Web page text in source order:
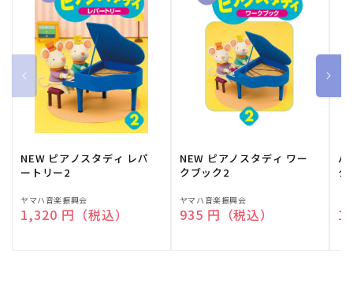
NEW ピアノスタディ レパ
ートリー2
販
売
ヤマハ音楽振興会
通常価格
1,320 円（税込）
NEW ピアノスタディ ワー
クブック2
販
売
ヤマハ音楽振興会
通常価格
935 円（税込）
バ
ク
売